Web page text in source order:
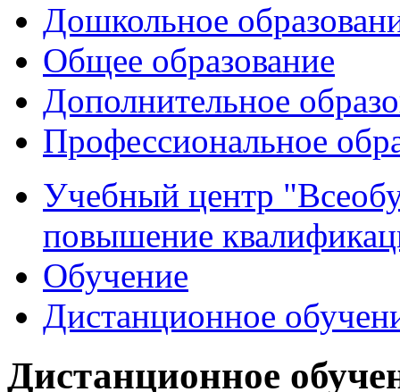
Дошкольное
Общее образование
Дополнительное
Профессиональное
Учебный центр
повышение
Обучение
Дистанционное
Дистанционное